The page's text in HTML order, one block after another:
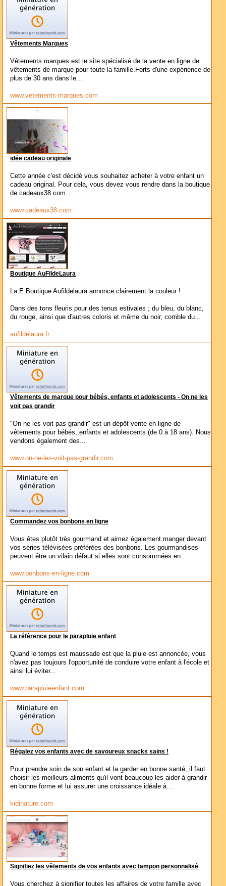
Vêtements Marques
Vêtements marques est le site spécialisé de la vente en ligne de
vêtements de marque pour toute la famille.Forts d'une expérience de
plus de 30 ans dans le...
www.vetements-marques.com
idée cadeau originale
Cette année c'est décidé vous souhaitez acheter à votre enfant un
cadeau original. Pour cela, vous devez vous rendre dans la boutique
de cadeaux38.com...
www.cadeaux38.com
Boutique AuFildeLaura
La E Boutique Aufildelaura annonce clairement la couleur !
Dans des tons fleuris pour des tenus estivales ; du bleu, du blanc,
du rouge, ainsi que d'autres coloris et même du noir, comble du...
aufildelaura.fr
Vêtements de marque pour bébés, enfants et adolescents - On ne les
voit pas grandir
"On ne les voit pas grandir" est un dépôt vente en ligne de
vêtements pour bébés, enfants et adolescents (de 0 à 18 ans). Nous
vendons également des...
www.on-ne-les-voit-pas-grandir.com
Commandez vos bonbons en ligne
Vous êtes plutôt très gourmand et aimez également manger devant
vos séries télévisées préférées des bonbons. Les gourmandises
peuvent être un vilain défaut si elles sont consommées en...
www.bonbons-en-ligne.com
La référence pour le parapluie enfant
Quand le temps est maussade est que la pluie est annoncée, vous
n'avez pas toujours l'opportunité de conduire votre enfant à l'école et
ainsi lui éviter...
www.parapluieenfant.com
Régalez vos enfants avec de savoureux snacks sains !
Pour prendre soin de son enfant et la garder en bonne santé, il faut
choisir les meilleurs aliments qu'il vont beaucoup les aider à grandir
en bonne forme et lui assurer une croissance idéale à...
kidinature.com
Signifiez les vêtements de vos enfants avec tampon personnalisé
Vous cherchez à signifier toutes les affaires de votre famille avec